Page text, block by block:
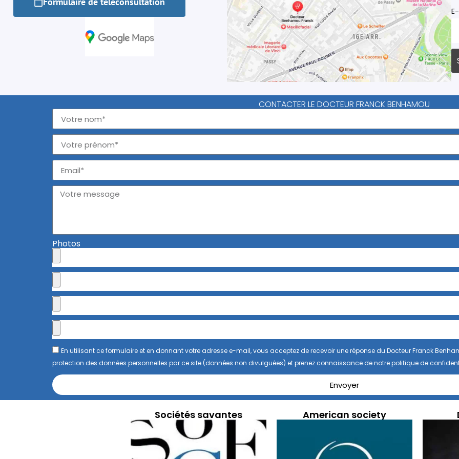
CONTACTER LE DOCTEUR FRANCK BENHAMOU
Photos
En utilisant ce formulaire et en donnant votre adresse e-mail, vous acceptez de recevoir une réponse du Docteur Franck
protection des données personnelles par ce site (données non divulguées) et prenez connaissance de notre politique de
Envoyer
Sociétés savantes American society